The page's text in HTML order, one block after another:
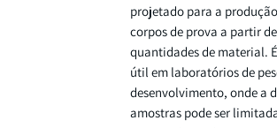
projetado para a
corpos de prova a partir
quantidades de material.
útil em laboratórios de
desenvolvimento, onde a
amostras pode ser